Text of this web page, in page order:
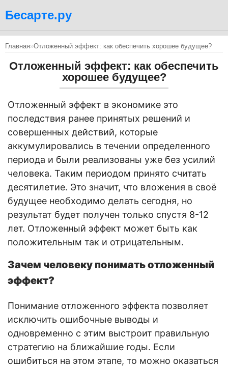
Бесарте.ру
Главная»Отложенный эффект: как обеспечить хорошее будущее?
Отложенный эффект: как обеспечить
хорошее будущее?
Отложенный эффект в экономике это
последствия ранее принятых решений и
совершенных действий, которые
аккумулировались в течении определенного
периода и были реализованы уже без усилий
человека. Таким периодом принято считать
десятилетие. Это значит, что вложения в своё
будущее необходимо делать сегодня, но
результат будет получен только спустя 8-12
лет. Отложенный эффект может быть как
положительным так и отрицательным.
Зачем человеку понимать отложенный
эффект?
Понимание отложенного эффекта позволяет
исключить ошибочные выводы и
одновременно с этим выстроит правильную
стратегию на ближайшие годы. Если
ошибиться на этом этапе, то можно оказаться